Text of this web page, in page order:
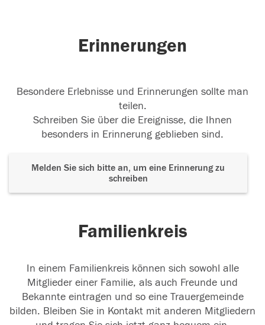
Erinnerungen
Besondere Erlebnisse und Erinnerungen sollte man
teilen.
Schreiben Sie über die Ereignisse, die Ihnen
besonders in Erinnerung geblieben sind.
Melden Sie sich bitte an, um eine Erinnerung zu
schreiben
Familienkreis
In einem Familienkreis können sich sowohl alle
Mitglieder einer Familie, als auch Freunde und
Bekannte eintragen und so eine Trauergemeinde
bilden. Bleiben Sie in Kontakt mit anderen Mitgliedern